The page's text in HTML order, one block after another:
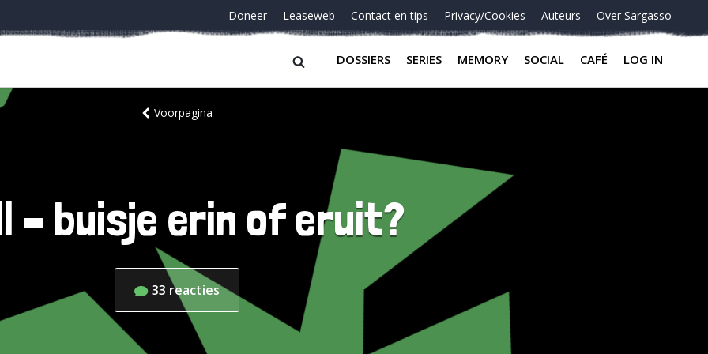
Doneer Leaseweb Contact en tips Privacy/Cookies Auteurs Over Sargasso
DOSSIERS SERIES MEMORY SOCIAL CAFÉ LOG IN
Voorpagina
– buisje erin of eruit?
33 reacties